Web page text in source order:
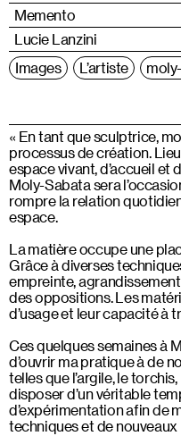
Memento
Lucie Lanzini
Images
L’artiste
« En tant que sculptrice,
processus de création.
espace vivant, d’accueil et
Moly-Sabata sera
rompre la relation
espace.
La matière occupe une
Grâce à diverses
empreinte,
des oppositions. Les
d’usage et leur capacité à
Ces quelques semaines à
d’ouvrir ma pratique à de
telles que l’argile, le
disposer d’un véritable
d’expérimentation afin de
techniques et de nouveaux